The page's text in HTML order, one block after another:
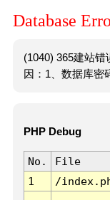
Database
(1040) 365建站
因：1、数据库密
PHP Debug
No. File
1
/